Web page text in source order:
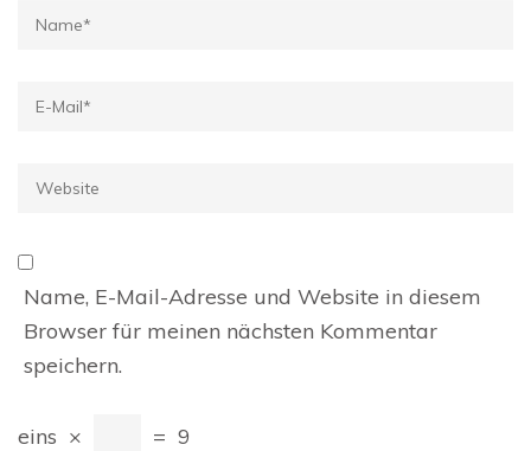
Name*
E-
Website
Name, E-Mail-Adresse und Website in diesem
Browser für meinen nächsten Kommentar
speichern.
eins × = 9